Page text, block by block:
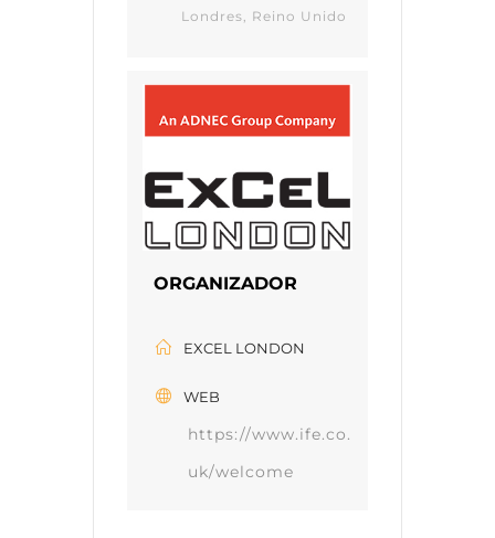
Londres, Reino Unido
ORGANIZADOR
EXCEL LONDON
WEB
https://www.ife.co.
uk/welcome